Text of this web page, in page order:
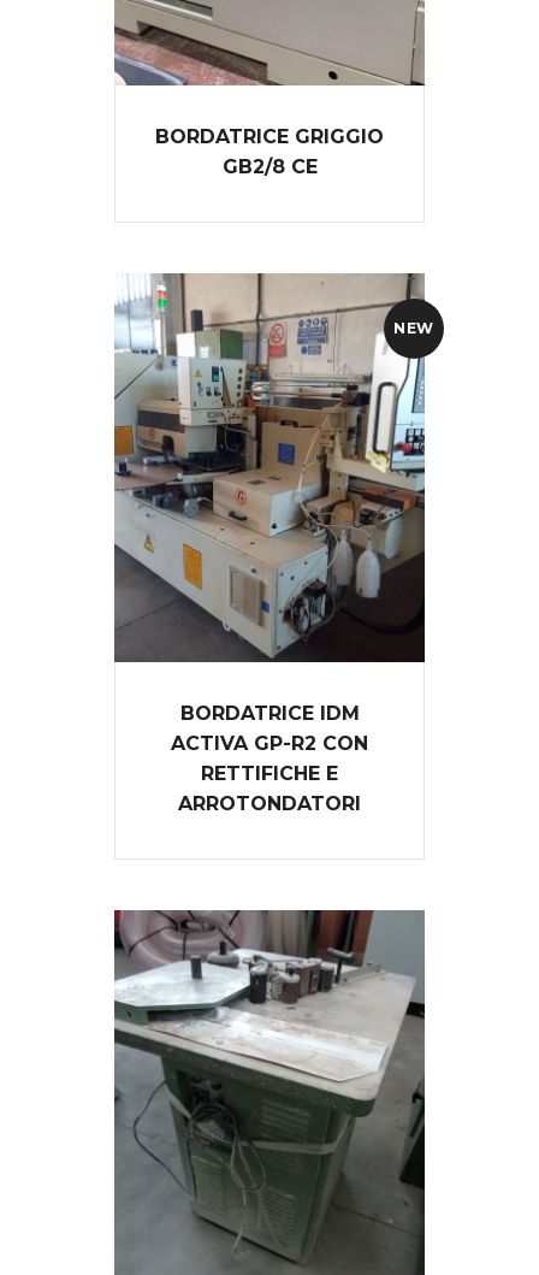
BORDATRICE GRIGGIO
GB2/8 CE
NEW
BORDATRICE IDM
ACTIVA GP-R2 CON
RETTIFICHE E
ARROTONDATORI